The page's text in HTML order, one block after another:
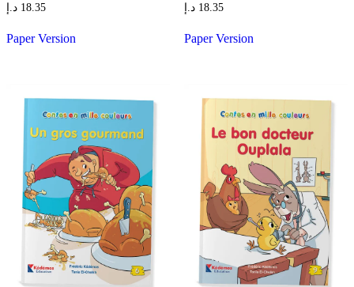
18.35 د.إ
Paper Version
18.35 د.إ
Paper Version